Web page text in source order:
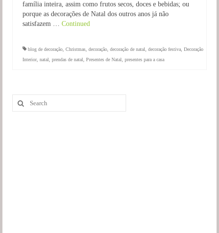
família inteira, assim como frutos secos, doces e bebidas; ou
porque as decorações de Natal dos outros anos já não
satisfazem … Continued
blog de decoração Christmas decoração decoração de natal decoração festiva Decoração
Interior, natal prendas de natal Presentes de Natal presentes para a casa
Search
for: